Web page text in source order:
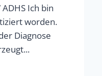
Ich bin
worden.
Diagnose